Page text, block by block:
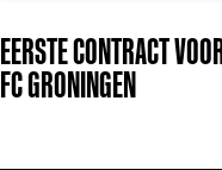
EERSTE CONTRACT
FC GRONINGEN